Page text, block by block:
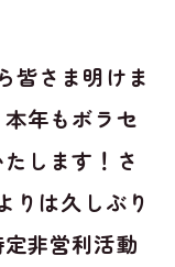
皆さま明けま
年もボラセ
します！さ
りは久しぶり
非営利活動